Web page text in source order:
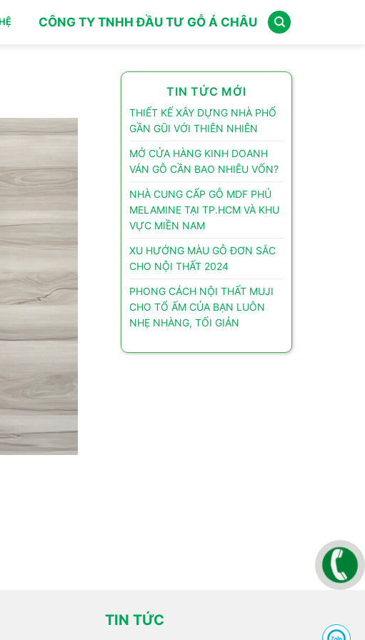
CÔNG TY TNHH ĐẦU TƯ GỖ Á CHÂU
TIN TỨC MỚI
THIẾT KẾ XÂY DỰNG NHÀ PHỐ
GẦN GŨI VỚI THIÊN NHIÊN
MỞ CỬA HÀNG KINH DOANH
VÁN GỖ CẦN BAO NHIÊU VỐN?
NHÀ CUNG CẤP GỖ MDF PHỦ
MELAMINE TẠI TP.HCM VÀ KHU
VỰC MIỀN NAM
XU HƯỚNG MÀU GỖ ĐƠN SẮC
CHO NỘI THẤT 2024
PHONG CÁCH NỘI THẤT MUJI
CHO TỔ ẤM CỦA BẠN LUÔN
NHẸ NHÀNG, TỐI GIẢN
TIN TỨC